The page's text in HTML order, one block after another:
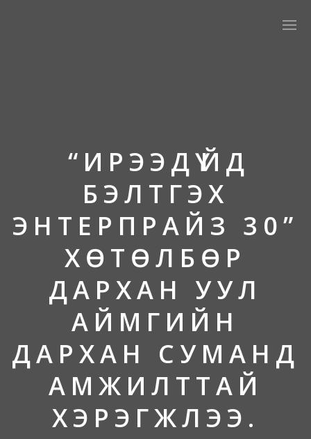
“ИРЭЭДҮЙД
БЭЛТГЭХ
ЭНТЕРПРАЙЗ 30”
ХӨТӨЛБӨР
ДАРХАН УУЛ
АЙМГИЙН
ДАРХАН СУМАНД
АМЖИЛТТАЙ
ХЭРЭГЖЛЭЭ.